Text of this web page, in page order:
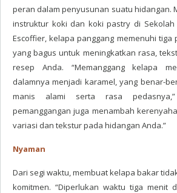
peran dalam penyusunan suatu hidangan.
instruktur koki dan koki pastry di Sekolah
Escoffier, kelapa panggang memenuhi tiga
yang bagus untuk meningkatkan rasa,
resep Anda. “Memanggang kelapa
dalamnya menjadi karamel, yang benar-
manis alami serta rasa
pemanggangan juga menambah
variasi dan tekstur pada hidangan Anda.”
Nyaman
Dari segi waktu, membuat kelapa bakar
komitmen. “Diperlukan waktu tiga menit